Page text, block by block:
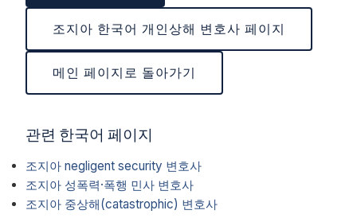
조지아 한국어 개인상해 변호사 페이지
메인 페이지로 돌아가기
관련 한국어 페이지
조지아 negligent security 변호사
조지아 성폭력·폭행 민사 변호사
조지아 중상해(catastrophic) 변호사